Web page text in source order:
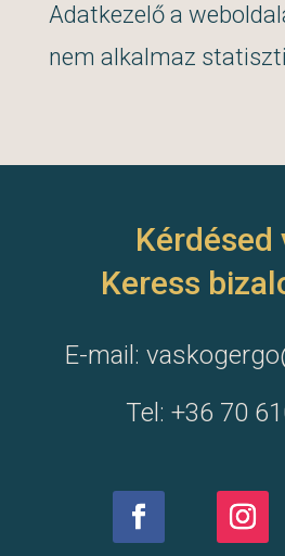
Adatkezelő a
nem alkalmaz
Kérdésed
Keress
E-mail:
Tel: +36 70